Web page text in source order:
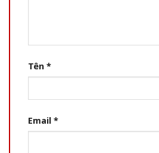
Tên *
Email *